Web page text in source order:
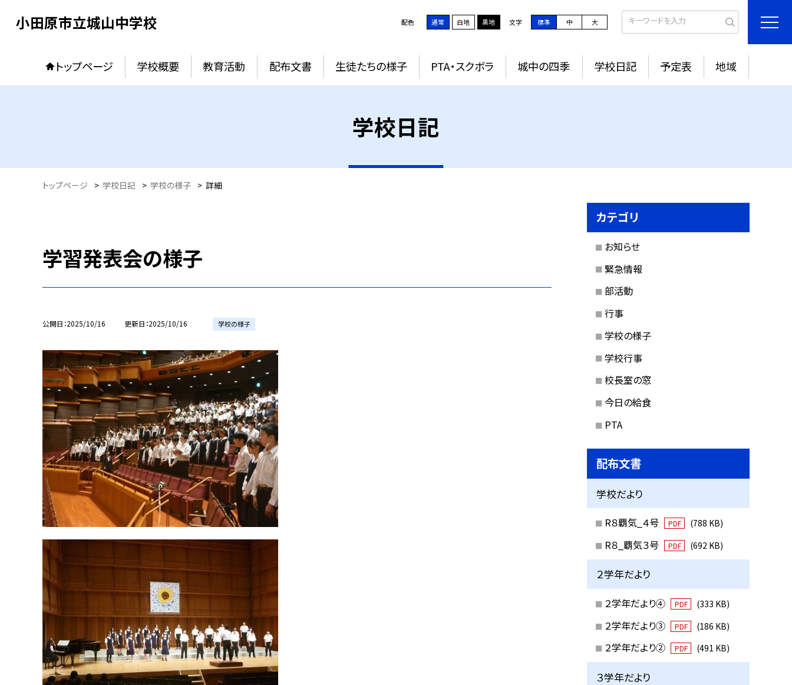
小田原市立城山中学校 配色 通常 白地 黒地 文字 標準 中 大
トップページ 学校概要 教育活動 配布文書 生徒たちの様子 PTA・スクボラ 城中の四季 学校日記 予定表 地域
学校日記
トップページ > 学校日記 > 学校の様子 > 詳細
学習発表会の様子
公開日 2025/10/16 更新日 2025/10/16 学校の様子
カテゴリ
お知らせ
緊急情報
部活動
行事
学校の様子
学校行事
校長室の窓
今日の給食
PTA
配布文書
学校だより
R８覇気_４号 PDF (788 KB)
R８_覇気３号 PDF (692 KB)
２学年だより
２学年だより④ PDF (333 KB)
２学年だより③ PDF (186 KB)
２学年だより② PDF (491 KB)
３学年だより